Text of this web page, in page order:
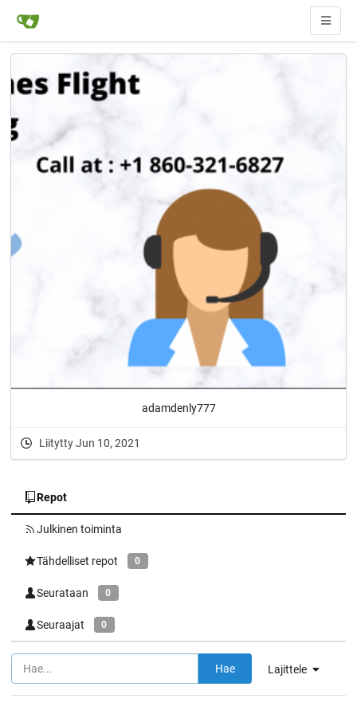
adamdenly777
Liitytty Jun 10, 2021
Repot
Julkinen toiminta
Tähdelliset repot 0
Seurataan 0
Seuraajat 0
Lajittele
Hae